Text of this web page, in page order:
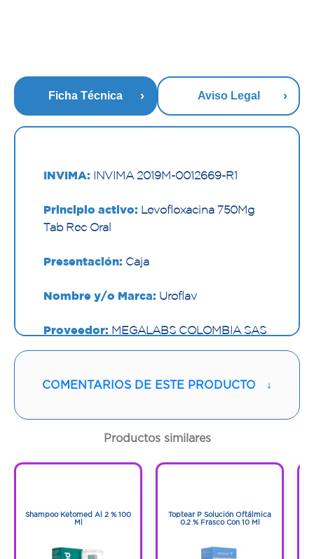
Ficha Técnica Aviso Legal
INVIMA: INVIMA 2019M-0012669-R1
Principio activo: Levofloxacina 750Mg
Tab Rec Oral
Presentación: Caja
Nombre y/o Marca: Uroflav
Proveedor: MEGALABS COLOMBIA SAS
5 Tabletas
Código:1290768
COMENTARIOS DE ESTE PRODUCTO ↓
Productos similares
Shampoo Ketomed Al 2 % 100
Ml
Toptear P Solución Oftálmica
0.2 % Frasco Con 10 Ml